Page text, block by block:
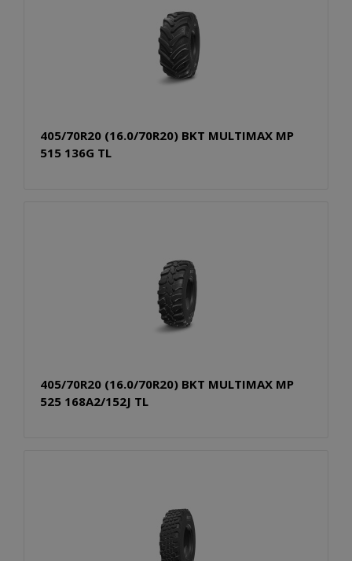
405/70R20 (16.0/70R20) BKT MULTIMAX MP
515 136G TL
405/70R20 (16.0/70R20) BKT MULTIMAX MP
525 168A2/152J TL